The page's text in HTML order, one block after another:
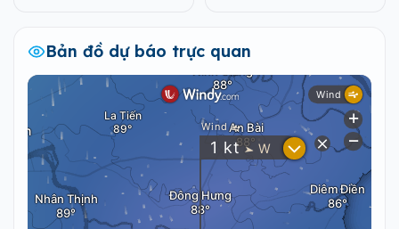
Bản đồ dự báo trực quan